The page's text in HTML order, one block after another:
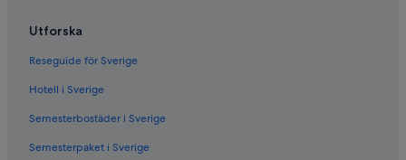
Utforska
Reseguide för Sverige
Hotell i Sverige
Semesterbostäder i Sverige
Semesterpaket i Sverige